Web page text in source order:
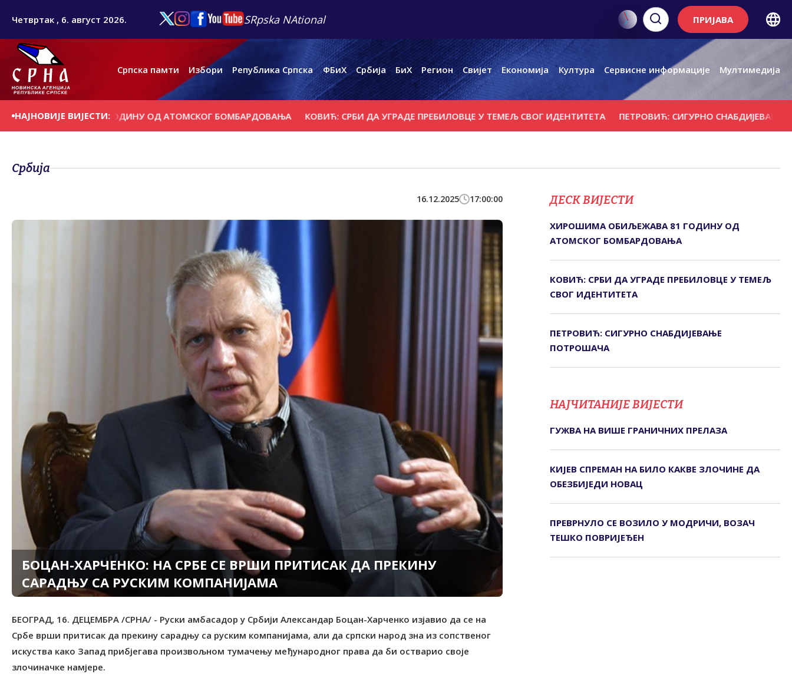
Четвртак , 6. август 2026. SRpska NAtional ПРИЈАВА
Српска памти Избори Република Српска ФБиХ Србија БиХ Регион Свијет Економија Култура Сервисне информације Мултимедија
НАЈНОВИЈЕ ВИЈЕСТИ:81 ГОДИНУ ОД АТОМСКОГ БОМБАРДОВАЊА КОВИЋ: СРБИ ДА УГРАДЕ ПРЕБИЛОВЦЕ У ТЕМЕЉ СВОГ ИДЕНТИТЕТА ПЕТРОВИЋ: СИГУРНО СНАБДИЈЕВАЊЕ
Србија
16.12.2025 17:00:00
БОЦАН-ХАРЧЕНКО: НА СРБЕ СЕ ВРШИ ПРИТИСАК ДА ПРЕКИНУ
САРАДЊУ СА РУСКИМ КОМПАНИЈАМА
БЕОГРАД, 16. ДЕЦЕМБРА /СРНА/ - Руски амбасадор у Србији Александар Боцан-Харченко изјавио да се на
Србе врши притисак да прекину сарадњу са руским компанијама, али да српски народ зна из сопственог
искуства како Запад прибјегава произвољном тумачењу међународног права да би остварио своје
злочиначке намјере.
ДЕСК ВИЈЕСТИ
ХИРОШИМА ОБИЉЕЖАВА 81 ГОДИНУ ОД
АТОМСКОГ БОМБАРДОВАЊА
КОВИЋ: СРБИ ДА УГРАДЕ ПРЕБИЛОВЦЕ У ТЕМЕЉ
СВОГ ИДЕНТИТЕТА
ПЕТРОВИЋ: СИГУРНО СНАБДИЈЕВАЊЕ
ПОТРОШАЧА
НАЈЧИТАНИЈЕ ВИЈЕСТИ
ГУЖВА НА ВИШЕ ГРАНИЧНИХ ПРЕЛАЗА
КИЈЕВ СПРЕМАН НА БИЛО КАКВЕ ЗЛОЧИНЕ ДА
ОБЕЗБИЈЕДИ НОВАЦ
ПРЕВРНУЛО СЕ ВОЗИЛО У МОДРИЧИ, ВОЗАЧ
ТЕШКО ПОВРИЈЕЂЕН